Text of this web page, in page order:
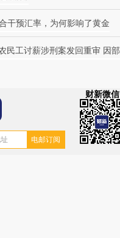
干预汇率，为何影响了黄金
民工讨薪涉刑案发回重审 因部
财新微信